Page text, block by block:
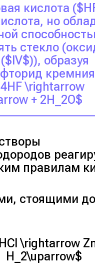
кислота
но
стекло
образуя
4HF \rightarrow
+ 2H_2O$
правилам
стоящими до
\rightarrow
H_2\uparrow$